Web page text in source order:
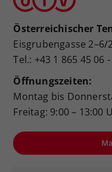
Österreichischer
Eisgrubengasse
Tel.: +43 1 865 45 06
Öffnungszeiten:
Montag bis
Freitag: 9:00 – 13:00